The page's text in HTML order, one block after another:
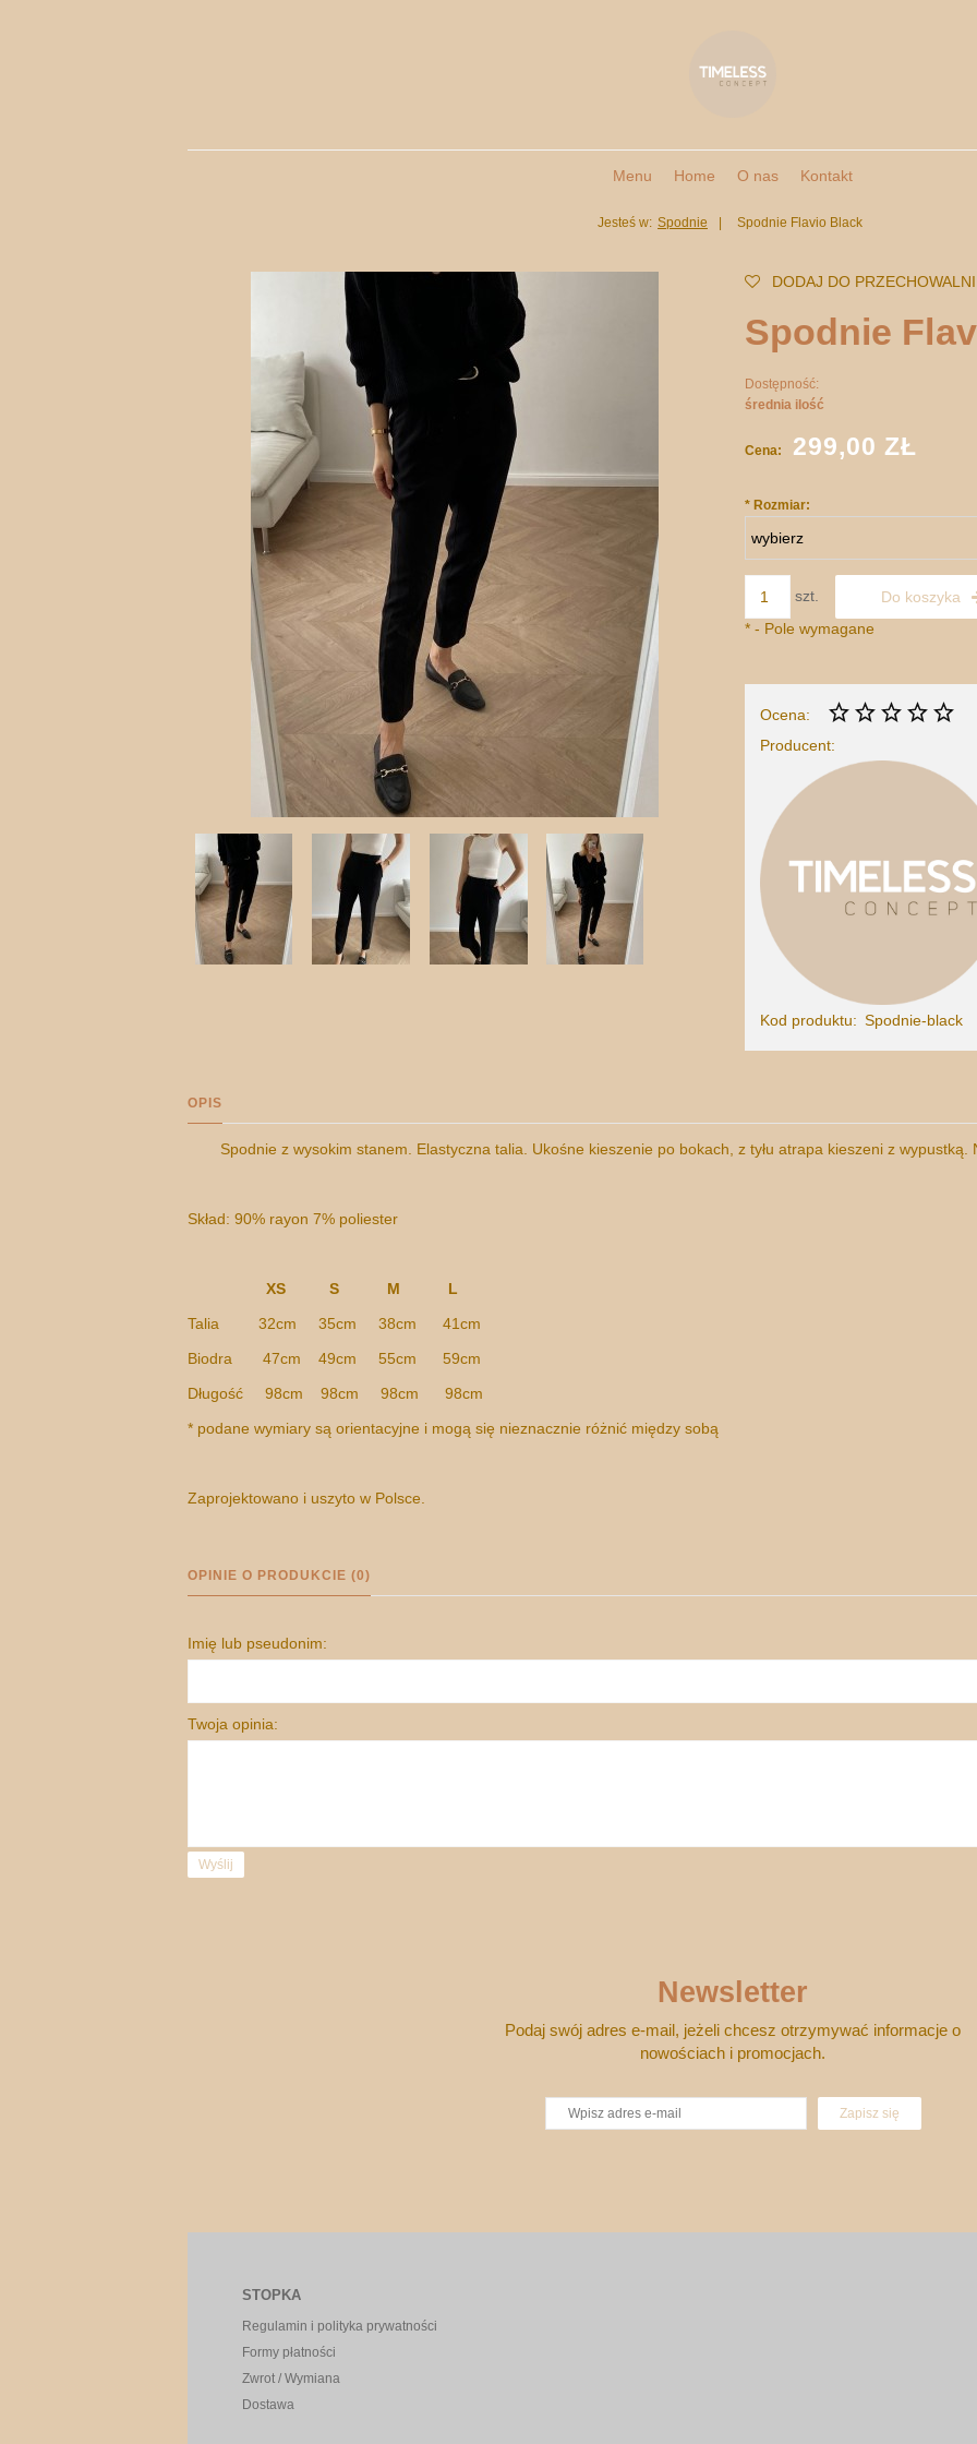
Menu Home O nas Kontakt
Jesteś w: Spodnie Spodnie Flavio Black
DODAJ DO PRZECHOWALNI
Spodnie
Dostępność:
średnia ilość
Cena: 299,00 ZŁ
*Rozmiar:
szt.
Do koszyka
*- Pole wymagane
Ocena:
Producent:
Kod produktu: Spodnie-black
OPIS
Spodnie z wysokim stanem. Elastyczna talia. Ukośne kieszenie po bokach, z tyłu atrapa kieszeni z wypustką.
Skład: 90% rayon 7% poliester
XS S M L
Talia 32cm 35cm 38cm 41cm
Biodra 47cm 49cm 55cm 59cm
Długość 98cm 98cm 98cm 98cm
* podane wymiary są orientacyjne i mogą się nieznacznie różnić między sobą
Zaprojektowano i uszyto w Polsce.
OPINIE O PRODUKCIE (0)
Imię lub pseudonim:
Twoja opinia:
Wyślij
Newsletter
Podaj swój adres e-mail, jeżeli chcesz otrzymywać informacje o
nowościach i promocjach.
Zapisz się
STOPKA
Regulamin i polityka prywatności
Formy płatności
Zwrot / Wymiana
Dostawa